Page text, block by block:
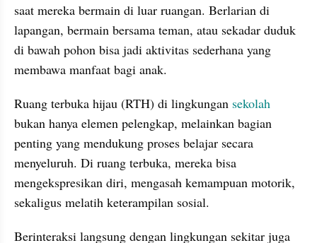
saat mereka bermain di luar ruangan. Berlarian di
lapangan, bermain bersama teman, atau sekadar duduk
di bawah pohon bisa jadi aktivitas sederhana yang
membawa manfaat bagi anak.
Ruang terbuka hijau (RTH) di lingkungan sekolah
bukan hanya elemen pelengkap, melainkan bagian
penting yang mendukung proses belajar secara
menyeluruh. Di ruang terbuka, mereka bisa
mengekspresikan diri, mengasah kemampuan motorik,
sekaligus melatih keterampilan sosial.
Berinteraksi langsung dengan lingkungan sekitar juga